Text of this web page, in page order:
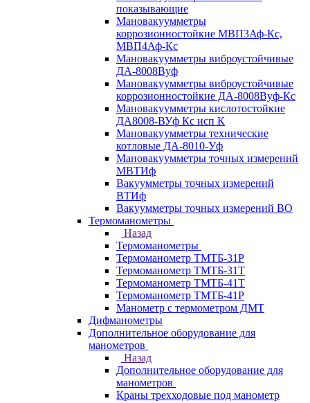
показывающие
Мановакуумметры
коррозионностойкие МВП3Аф-Кс,
МВП4Аф-Кс
Мановакуумметры виброустойчивые
ДА-8008Вуф
Мановакуумметры виброустойчивые
коррозионностойкие ДА-8008Вуф-Кс
Мановакуумметры кислотостойкие
ДА8008-ВУф Кс исп К
Мановакуумметры технические
котловые ДА-8010-Уф
Мановакуумметры точных измерений
МВТИф
Вакуумметры точных измерений
ВТИф
Вакуумметры точных измерений ВО
Термоманометры
Назад
Термоманометры
Термоманометр ТМТБ-31Р
Термоманометр ТМТБ-31Т
Термоманометр ТМТБ-41Т
Термоманометр ТМТБ-41Р
Манометр с термометром ДМТ
Дифманометры
Дополнительное оборудование для
манометров
Назад
Дополнительное оборудование для
манометров
Краны трехходовые под манометр